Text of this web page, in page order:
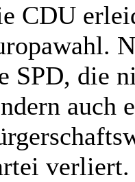
CDU
SPD, die
auch
verliert.